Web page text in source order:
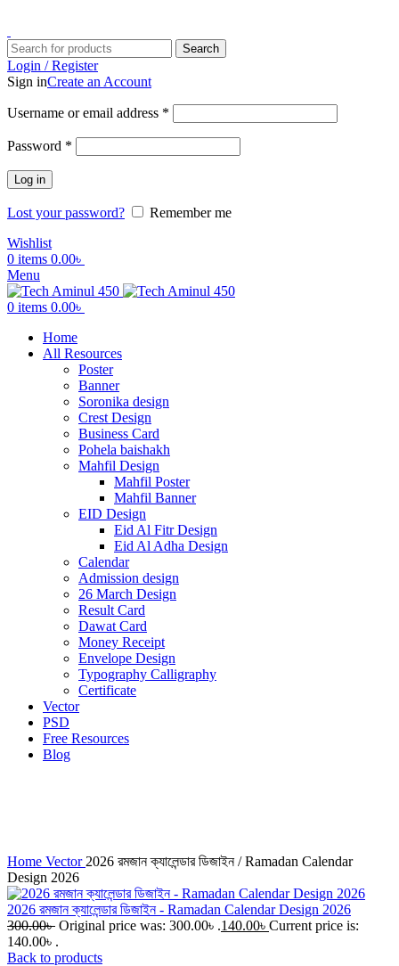
Search
Login / Register
Sign inCreate an Account
Username or email address *
Password *
Log in
Lost your password?
Remember me
Wishlist
0 items 0.00৳
Menu
0 items 0.00৳
Home
All Resources
Poster
Banner
Soronika design
Crest Design
Business Card
Pohela baishakh
Mahfil Design
Mahfil Poster
Mahfil Banner
EID Design
Eid Al Fitr Design
Eid Al Adha Design
Calendar
Admission design
26 March Design
Result Card
Dawat Card
Money Receipt
Envelope Design
Typography Calligraphy
Certificate
Vector
PSD
Free Resources
Blog
Home Vector 2026 রমজান ক্যালেন্ডার ডিজাইন / Ramadan Calendar
Design 2026
2026 রমজান ক্যালেন্ডার ডিজাইন - Ramadan Calendar Design 2026
300.00৳ Original price was: 300.00৳ .140.00৳ Current price is:
140.00৳ .
Back to products